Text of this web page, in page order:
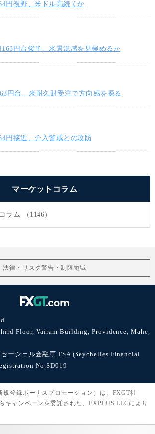
円視野、米ドル高続くか
円台後半、米景況感を見極めるか
円台、米耐久財受注で方向感を探る
円接近、介入警戒との攻防
マーケットコラム
ラム （1146）
法律・リスク警告・制限地域
Floor, Vairam Building, Providence, Mahe,
ーシェル金融庁 FSA (Seychelles Financial
No.SD019
規登録ボーナスプロモーション）は、FXGT社
キャンペーンを委託された、FXPLUS LLCにより